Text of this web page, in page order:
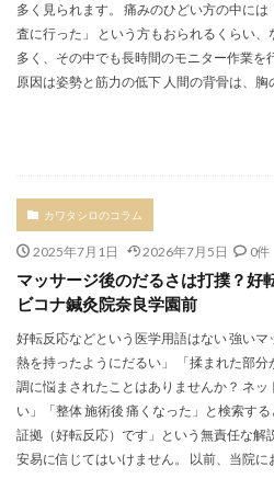
多く見られます。 痛みのひどい方の中に
査に行った」 という方もおられるくらい
多く、その中でも長時間のモニター作業を
原因は姿勢と筋力の低下 人間の背骨は、胸
カワタシロのコラム
2025年7月1日 2026年7月5日 0件
マッサージ後のだるさは打撲？好
ビコナ鍼灸院奈良学園前
好転反応などという医学用語はない 強い
熱を持ったようにだるい」 「揉まれた部
調に悩まされたことはありませんか？ ネッ
い」「整体 施術後 痛くなった」と検索す
証拠（好転反応）です」という無責任な解
安易に信じてはいけません。 以前、当院に